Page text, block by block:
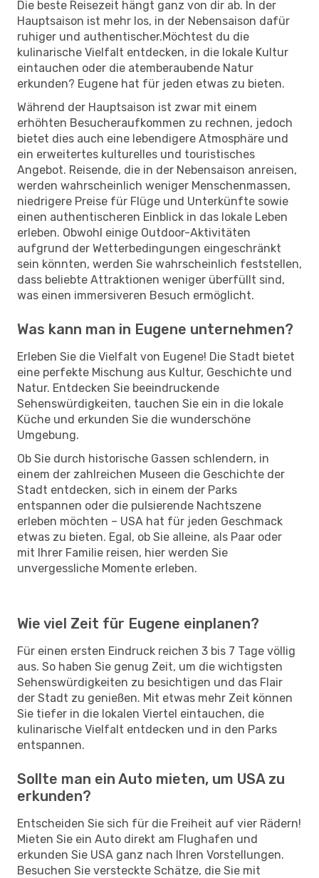
Die beste Reisezeit hängt ganz von dir ab. In der
Hauptsaison ist mehr los, in der Nebensaison dafür
ruhiger und authentischer.Möchtest du die
kulinarische Vielfalt entdecken, in die lokale Kultur
eintauchen oder die atemberaubende Natur
erkunden? Eugene hat für jeden etwas zu bieten.
Während der Hauptsaison ist zwar mit einem
erhöhten Besucheraufkommen zu rechnen, jedoch
bietet dies auch eine lebendigere Atmosphäre und
ein erweitertes kulturelles und touristisches
Angebot. Reisende, die in der Nebensaison anreisen,
werden wahrscheinlich weniger Menschenmassen,
niedrigere Preise für Flüge und Unterkünfte sowie
einen authentischeren Einblick in das lokale Leben
erleben. Obwohl einige Outdoor-Aktivitäten
aufgrund der Wetterbedingungen eingeschränkt
sein könnten, werden Sie wahrscheinlich feststellen,
dass beliebte Attraktionen weniger überfüllt sind,
was einen immersiveren Besuch ermöglicht.
Was kann man in Eugene unternehmen?
Erleben Sie die Vielfalt von Eugene! Die Stadt bietet
eine perfekte Mischung aus Kultur, Geschichte und
Natur. Entdecken Sie beeindruckende
Sehenswürdigkeiten, tauchen Sie ein in die lokale
Küche und erkunden Sie die wunderschöne
Umgebung.
Ob Sie durch historische Gassen schlendern, in
einem der zahlreichen Museen die Geschichte der
Stadt entdecken, sich in einem der Parks
entspannen oder die pulsierende Nachtszene
erleben möchten – USA hat für jeden Geschmack
etwas zu bieten. Egal, ob Sie alleine, als Paar oder
mit Ihrer Familie reisen, hier werden Sie
unvergessliche Momente erleben.
Wie viel Zeit für Eugene einplanen?
Für einen ersten Eindruck reichen 3 bis 7 Tage völlig
aus. So haben Sie genug Zeit, um die wichtigsten
Sehenswürdigkeiten zu besichtigen und das Flair
der Stadt zu genießen. Mit etwas mehr Zeit können
Sie tiefer in die lokalen Viertel eintauchen, die
kulinarische Vielfalt entdecken und in den Parks
entspannen.
Sollte man ein Auto mieten, um USA zu
erkunden?
Entscheiden Sie sich für die Freiheit auf vier Rädern!
Mieten Sie ein Auto direkt am Flughafen und
erkunden Sie USA ganz nach Ihren Vorstellungen.
Besuchen Sie versteckte Schätze, die Sie mit